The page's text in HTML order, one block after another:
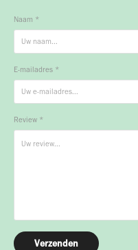
Naam *
E-mailadres *
Review *
Verzenden